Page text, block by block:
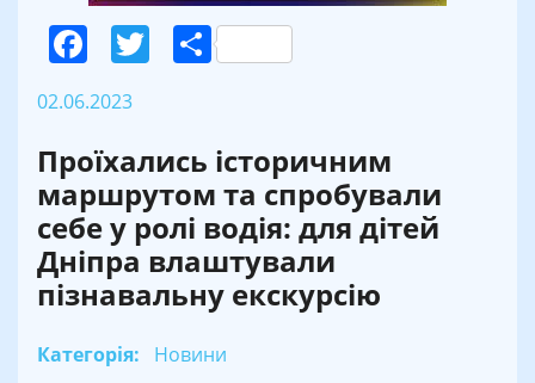
Facebook
Twitter
Поділитися
02.06.2023
Проїхались історичним
маршрутом та спробували
себе у ролі водія: для дітей
Дніпра влаштували
пізнавальну екскурсію
Категорія: Новини